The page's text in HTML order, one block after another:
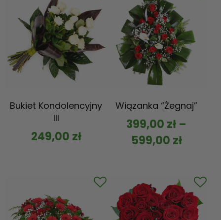
Bukiet Kondolencyjny
III
249,00 zł
Wiązanka “Żegnaj”
399,00 zł –
599,00 zł